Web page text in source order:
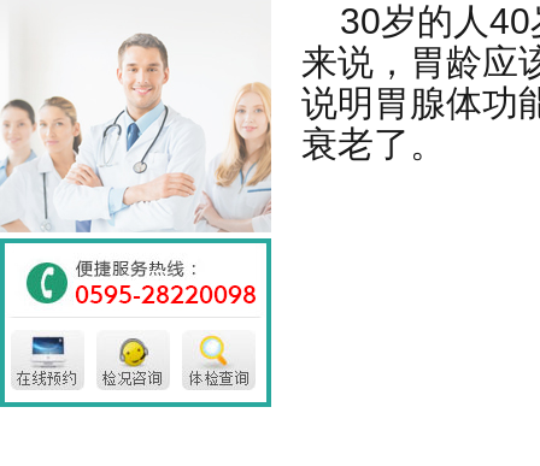
30岁的人40
来说，胃龄应
说明胃腺体功
衰老了 。